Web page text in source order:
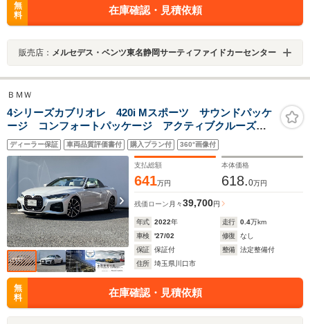
無
料
在庫確認・見積依頼
販売店： メルセデス・ベンツ東名静岡サーティファイドカーセンター
ＢＭＷ
4シリーズカブリオレ 420i Mスポーツ サウンドパッケ
ージ コンフォートパッケージ アクティブクルーズコ
ントロール 地デジチューナー リアカメラ ハーマン
カードンスピーカー アンビエントライト 白革 ETC
車載器
ディーラー保証 車両品質評価書付 購入プラン付 360°画像付
支払総額
641万円
本体価格
618.0万円
残価ローン 月々39,700円
年式 2022年 走行 0.4万km
車検
'27/02 修復
なし
保証
保証付 整備
法定整備付
住所
埼玉県川口市
無
料
在庫確認・見積依頼